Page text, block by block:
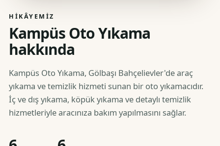
HIKÂYEMIZ
Kampüs Oto Yıkama
hakkında
Kampüs Oto Yıkama, Gölbaşı Bahçelievler'de araç
yıkama ve temizlik hizmeti sunan bir oto yıkamacıdır.
İç ve dış yıkama, köpük yıkama ve detaylı temizlik
hizmetleriyle aracınıza bakım yapılmasını sağlar.